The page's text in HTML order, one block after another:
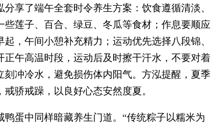
了端午全套时令养生方案：饮食遵循清淡、
莲子、百合、绿豆、冬瓜等食材；作息要顺应
，午间小憩补充精力；运动优先选择八段锦、
午高温时段，运动后及时擦干汗水，不要对着
刻冲冷水，避免损伤体内阳气。方泓提醒，夏季
骄戒躁，以良好心态安然度夏。
蛋中同样暗藏养生门道。“传统粽子以糯米为